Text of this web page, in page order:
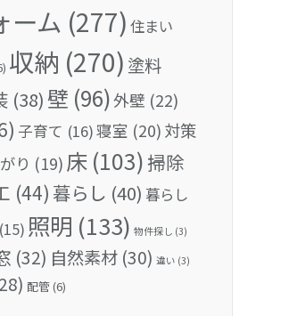
ーム (277) 住まい
収納 (270) 塗料
(38) 壁 (96)外壁 (22)
子育て (16)寝室 (20) 対策
り (19) 床 (103)掃除
(44) 暮らし (40) 暮らし
(15) 照明 (133) 物件探し (3)
(32) 自然素材 (30) 違い (3)
配管(6)